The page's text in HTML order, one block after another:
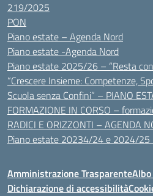
219/2025
PON
Piano estate – Agenda Nord
Piano estate -Agenda Nord
Piano estate 2025/26 – “Resta
“Crescere Insieme: Competenze,
Scuola senza Confini” – PIANO
FORMAZIONE IN CORSO –
RADICI E ORIZZONTI – AGENDA
Piano estate 20234/24 e 2024/25
Amministrazione Trasparente
Dichiarazione di accessibilità